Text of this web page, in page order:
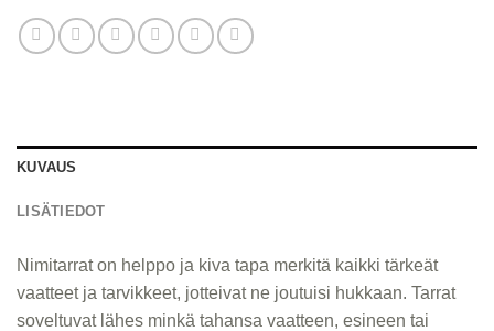
KUVAUS
LISÄTIEDOT
Nimitarrat on helppo ja kiva tapa merkitä kaikki tärkeät
vaatteet ja tarvikkeet, jotteivat ne joutuisi hukkaan. Tarrat
soveltuvat lähes minkä tahansa vaatteen, esineen tai